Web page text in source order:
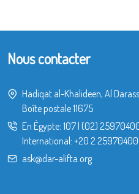
Nous contacter
Hadiqat al-Khalideen, Al
Boîte postale 11675
En Égypte: 107| (02)
International: +20 2 25970400
ask@dar-alifta.org